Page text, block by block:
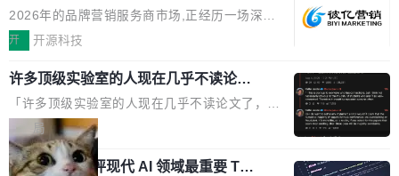
从营销"加分项"变成品牌在AI时...
东西：一个带网页上下文的聊天框。 它们能读取
页面的文本，然后把文本丢给大模型，再返回一
段回答。仅此而已。 这当然有用，但总觉得差点
意思。比如我在一个后台管理系统里，需要填50
个表单字段，每个字段还有联动逻辑；比如我
想...
造，整机长度仅16厘米，提供1600W额定功率
与80PLUS钛金能效；支持ATX 3.1与PCIe 5.1
实时LCD监控屏，可充分满足当下高阶PC主机
的严苛使用需求。 澎湃功率，紧凑机身 钛金雕1
600PG5 AI TOP具备强悍输出功率，同时实现
机身尺寸大幅精简。整机长度仅16厘米，属于同
功率段机身尺寸十分紧凑的1600W电源产品。小
从流量思维到品牌资产思维的范式转移
2026年的品牌营销服务商市场,正经历一场深刻
的价值重构。全球全案品牌代理机构市场从2025
复合增长率达5.44%,预计2032年将突破120亿美
元。数字广告与公共关系相关服务市场更是从20
25年的8463亿美元扩张至2026年的8763亿美
元。数字的背后是一个清晰的事实——品牌对专
业化营销服务的需求从未如此迫切。 但市场扩容
开 开源科技
许多顶级实验室的人现在几乎不读论文
了
「许多顶级实验室的人现在几乎不读论文了，而
且他们认为 ICLR/ICML/NeurIPS 充斥着大量过
度宣传和欺诈。」 OpenAI 研究员 Keller Jorda
n 这条推文引发了广泛讨论。他不是在说风凉
局
xAI 前工程师评现代 AI 领域最重要 Top